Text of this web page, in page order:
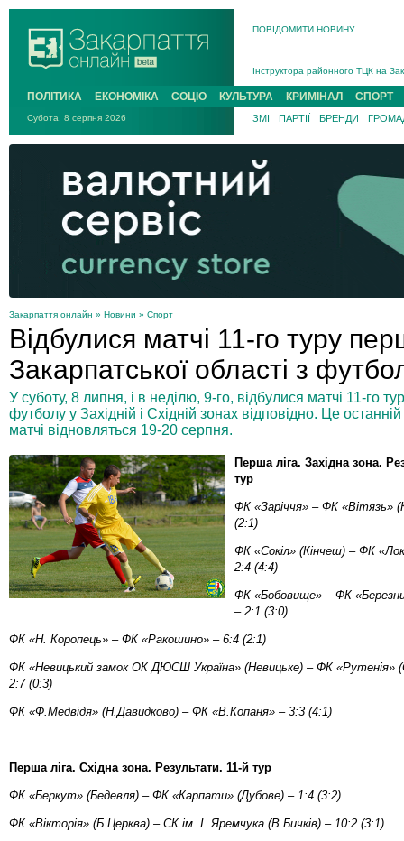
ПОВІДОМИТИ НОВИНУ
Інструктора районного ТЦК на
В Ужгороді попрощаються із
В Ужгороді 5 серпня
Підтвердили загибель
На війні з рф поліг військовий з
На війні загинув 26-річний
ПОЛІТИКА ЕКОНОМІКА СОЦІО КУЛЬТУРА КРИМІНАЛ СПОРТ
Субота, 8 серпня 2026 ЗМІ ПАРТІЇ БРЕНДИ
Закарпаття онлайн » Новини » Спорт
Відбулися матчі 11-го туру
Закарпатської області з
У суботу, 8 липня, і в неділю, 9-го, відбулися матчі 11-го
футболу у Західній і Східній зонах відповідно. Це
матчі відновляться 19-20 серпня.
Перша ліга. Західна зона.
тур
ФК «Заріччя» – ФК «Вітязь»
(2:1)
ФК «Сокіл» (Кінчеш) – ФК
2:4 (4:4)
ФК «Бобовище» – ФК
– 2:1 (3:0)
ФК «Н. Коропець» – ФК «Ракошино» – 6:4 (2:1)
ФК «Невицький замок ОК ДЮСШ Україна» (Невицьке) – ФК «Рутенія»
2:7 (0:3)
ФК «Ф.Медвідя» (Н.Давидково) – ФК «В.Копаня» – 3:3 (4:1)
Перша ліга. Східна зона. Результати. 11-й тур
ФК «Беркут» (Бедевля) – ФК «Карпати» (Дубове) – 1:4 (3:2)
ФК «Вікторія» (Б.Церква) – СК ім. І. Яремчука (В.Бичків) – 10:2 (3:1)